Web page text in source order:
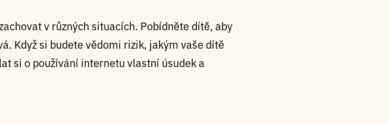
v různých situacích. Pobídněte dítě, aby
Když si budete vědomi rizik, jakým vaše dítě
si o používání internetu vlastní úsudek a